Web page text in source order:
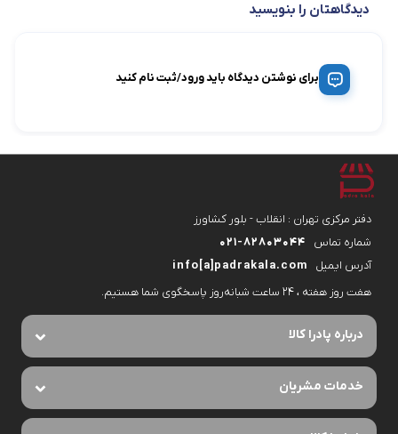
دیدگاهتان را بنویسید
برای نوشتن دیدگاه باید ورود/ثبت نام کنید
دفتر مرکزی تهران : انقلاب - بلور کشاورز
شماره تماس
۰۲۱-۸۲۸۰۳۰۴۴
آدرس ایمیل
info[a]padrakala.com
هفت روز هفته ، ۲۴ ساعت شبانه‌روز پاسخگوی شما هستیم.
درباره پادرا کالا
خدمات مشریان